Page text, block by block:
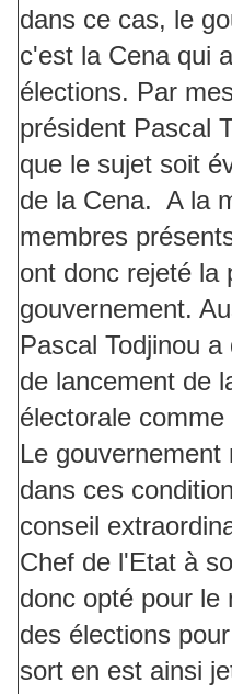
dans ce cas, le
c'est la Cena qui
élections. Par
président Pascal
que le sujet soit
de la Cena. A la
membres
ont donc rejeté la
gouvernement.
Pascal Todjinou
de lancement de
électorale
Le
dans ces
conseil
Chef de l'Etat à
donc opté pour le
des élections
sort en est ainsi